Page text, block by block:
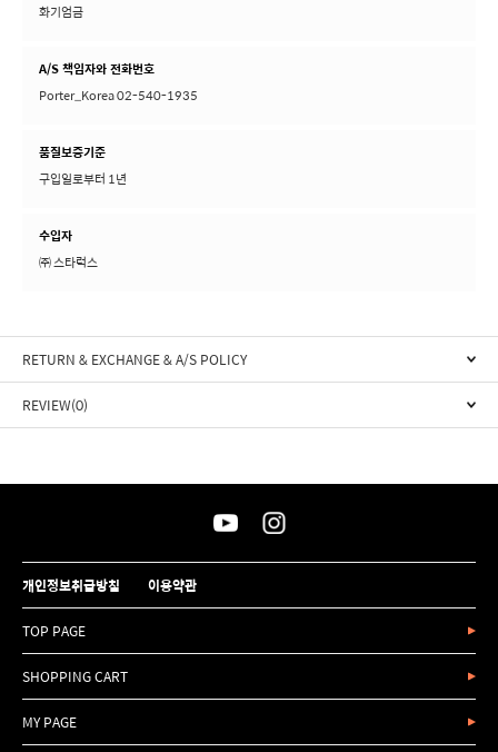
화기엄금
A/S 책임자와 전화번호
Porter_Korea 02-540-1935
품질보증기준
구입일로부터 1년
수입자
㈜ 스타럭스
RETURN & EXCHANGE & A/S POLICY
REVIEW(0)
개인정보취급방침 이용약관
TOP PAGE
SHOPPING CART
MY PAGE